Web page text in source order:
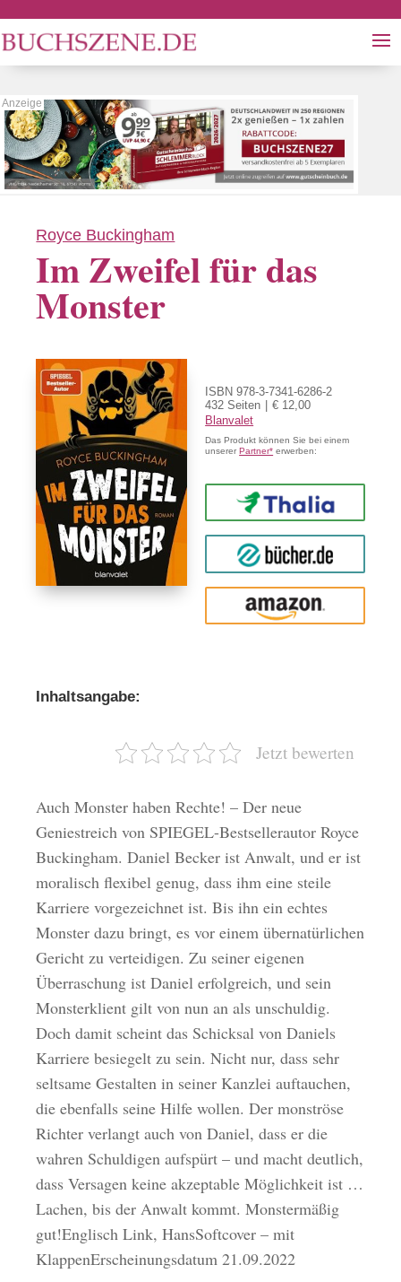
Royce Buckingham
Im Zweifel für das
Monster
ISBN 978-3-7341-6286-2
432 Seiten
€ 12,00
Blanvalet
Das Produkt können Sie bei einem
unsererPartner* erwerben:
Thalia
buecher.de
Amazon
Inhaltsangabe:
Jetzt bewerten
Auch Monster haben Rechte! – Der neue
Geniestreich von SPIEGEL-Bestsellerautor Royce
Buckingham. Daniel Becker ist Anwalt, und er ist
moralisch flexibel genug, dass ihm eine steile
Karriere vorgezeichnet ist. Bis ihn ein echtes
Monster dazu bringt, es vor einem übernatürlichen
Gericht zu verteidigen. Zu seiner eigenen
Überraschung ist Daniel erfolgreich, und sein
Monsterklient gilt von nun an als unschuldig.
Doch damit scheint das Schicksal von Daniels
Karriere besiegelt zu sein. Nicht nur, dass sehr
seltsame Gestalten in seiner Kanzlei auftauchen,
die ebenfalls seine Hilfe wollen. Der monströse
Richter verlangt auch von Daniel, dass er die
wahren Schuldigen aufspürt – und macht deutlich,
dass Versagen keine akzeptable Möglichkeit ist …
Lachen, bis der Anwalt kommt. Monstermäßig
gut!Englisch Link, HansSoftcover – mit
KlappenErscheinungsdatum 21.09.2022